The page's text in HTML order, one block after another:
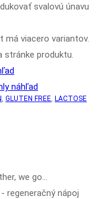
svalovú únavu
má viacero variantov.
stránke produktu.
náhľad
GLUTEN FREE LACTOSE
we go...
regeneračný nápoj